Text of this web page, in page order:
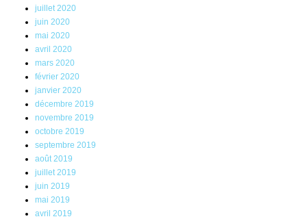
juillet 2020
juin 2020
mai 2020
avril 2020
mars 2020
février 2020
janvier 2020
décembre 2019
novembre 2019
octobre 2019
septembre 2019
août 2019
juillet 2019
juin 2019
mai 2019
avril 2019